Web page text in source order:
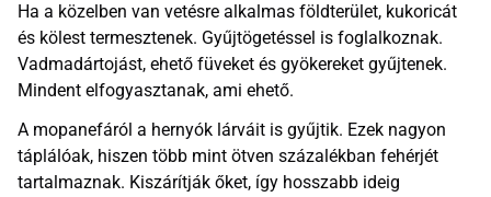
Ha a közelben van vetésre alkalmas földterület, kukoricát
és kölest termesztenek. Gyűjtögetéssel is foglalkoznak.
Vadmadártojást, ehető füveket és gyökereket gyűjtenek.
Mindent elfogyasztanak, ami ehető.
A mopanefáról a hernyók lárváit is gyűjtik. Ezek nagyon
táplálóak, hiszen több mint ötven százalékban fehérjét
tartalmaznak. Kiszárítják őket, így hosszabb ideig